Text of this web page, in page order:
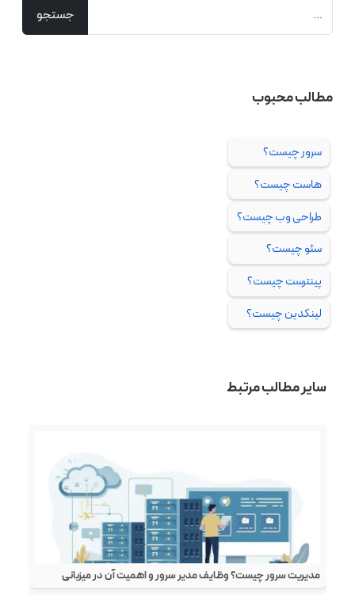
مطالب محبوب
سرور چیست؟
هاست چیست؟
طراحی وب چیست؟
سئو چیست؟
پینترست چیست؟
لینکدین چیست؟
سایر مطالب مرتبط
مدیریت سرور چیست؟ وظایف مدیر سرور و اهمیت آن در میزبانی